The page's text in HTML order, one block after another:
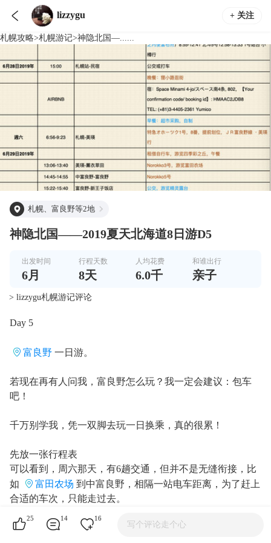
 lizzygu + 关注
札幌攻略>札幌游记>神隐北国—......
札幌、富良野等2地
神隐北国——2019夏天北海道8日游D5
出发时间
6月
行程天数
8天
人均花费
6.0千
和谁出行
亲子
> lizzygu札幌游记评论
Day 5
富良野 一日游。
若现在再有人问我，富良野怎么玩？我一定会建议：包车
吧！
千万别学我，凭一双脚去玩一日换乘，真的很累！
先放一张行程表
可以看到，周六那天，有6趟交通，但并不是无缝衔接，比
如
富田农场 到中富良野，相隔一站电车距离，为了赶上
合适的车次，只能走过去。
25 14 16
写个评论走个心